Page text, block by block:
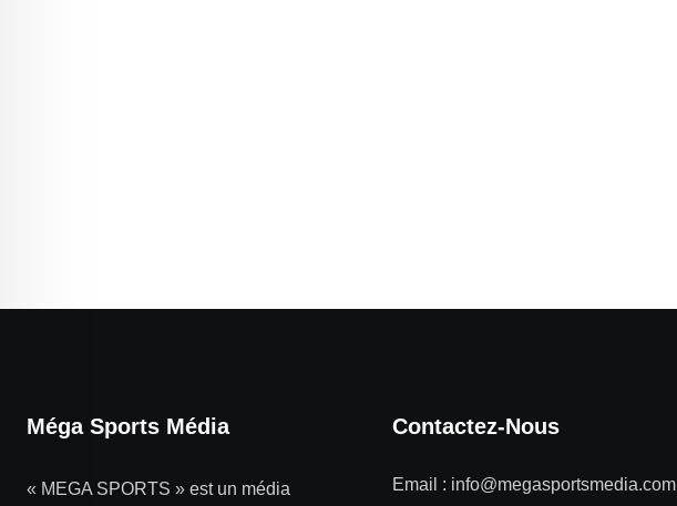
Méga Sports Média
« MEGA SPORTS » est un média
Contactez-Nous
Email : info@megasportsmedia.com